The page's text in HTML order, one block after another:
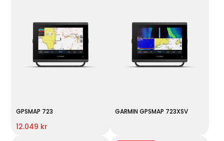
GPSMAP 723
12.049 kr
GARMIN GPSMAP 723XSV